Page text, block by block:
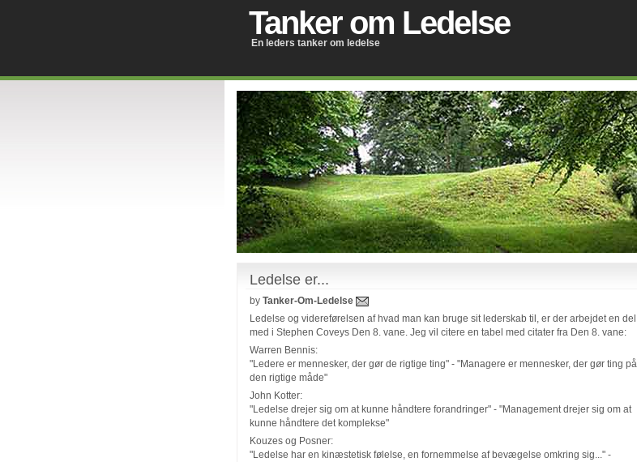
Tanker om Ledelse
En leders tanker om ledelse
Ledelse er...
by Tanker-Om-Ledelse
Ledelse og videreførelsen af hvad man kan bruge sit lederskab til, er der arbejdet en del
med i Stephen Coveys Den 8. vane. Jeg vil citere en tabel med citater fra Den 8. vane:
Warren Bennis:
"Ledere er mennesker, der gør de rigtige ting" - "Managere er mennesker, der gør ting på
den rigtige måde"
John Kotter:
"Ledelse drejer sig om at kunne håndtere forandringer" - "Management drejer sig om at
kunne håndtere det komplekse"
Kouzes og Posner:
"Ledelse har en kinæstetisk følelse, en fornemmelse af bevægelse omkring sig..." -